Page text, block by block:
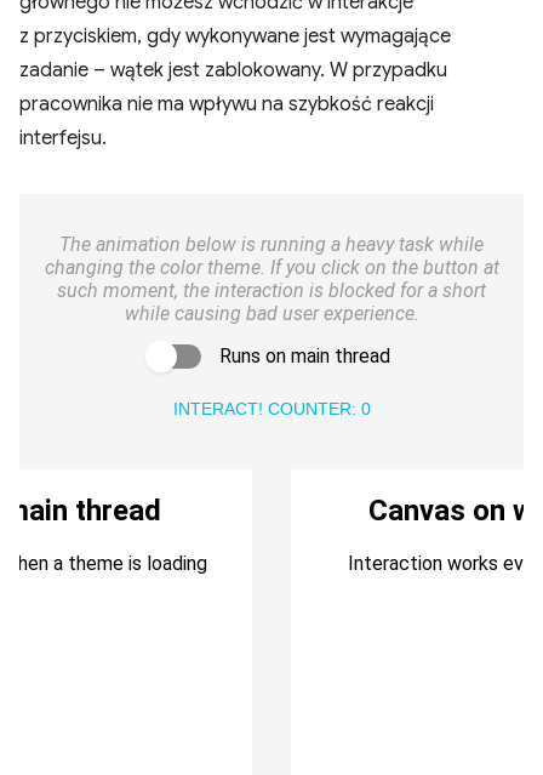
z przyciskiem, gdy wykonywane jest wymagające
zadanie – wątek jest zablokowany. W przypadku
pracownika nie ma wpływu na szybkość reakcji
interfejsu.